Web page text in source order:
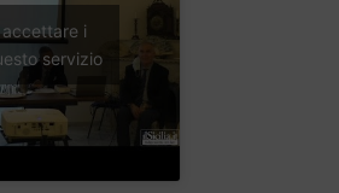
i
servizio